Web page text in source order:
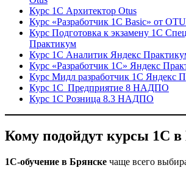
Курс 1С Архитектор Otus
Курс «Разработчик 1С Basic» от
Курс Подготовка к экзамену 1С
Практикум
Курс 1С Аналитик Яндекс
Курс «Разработчик 1С» Яндекс
Курс Мидл разработчик 1С Яндекс
Курс 1С Предприятие 8 НАДПО
Курс 1С Розница 8.3 НАДПО
Кому подойдут курсы 1С в
1С-обучение в Брянске чаще всего